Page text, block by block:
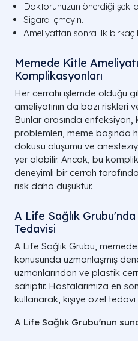
Doktorunuzun önerdiği
Sigara içmeyin.
Ameliyattan sonra ilk birkaç
Memede Kitle
Komplikasyonları
Her cerrahi işlemde olduğu
ameliyatının da bazı riskleri
Bunlar arasında
problemleri, meme başında
dokusu oluşumu ve
yer alabilir. Ancak, bu
deneyimli bir cerrah
risk daha düşüktür.
A Life Sağlık
Tedavisi
A Life Sağlık Grubu,
konusunda uzmanlaşmış
uzmanlarından ve plastik
sahiptir. Hastalarımıza en
kullanarak, kişiye özel tedavi
A Life Sağlık Grubu'nun